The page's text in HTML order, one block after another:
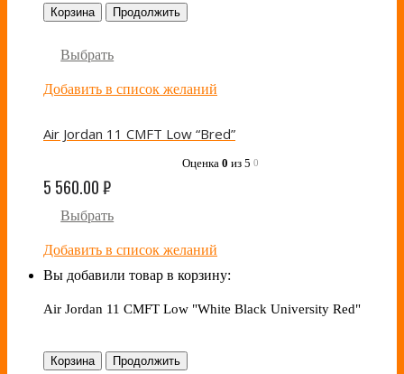
Корзина Продолжить
Выбрать
Добавить в список желаний
Air Jordan 11 CMFT Low “Bred”
Оценка 0 из 5 0
5 560.00₽
Выбрать
Добавить в список желаний
Вы добавили товар в корзину:
Air Jordan 11 CMFT Low "White Black University Red"
Корзина Продолжить